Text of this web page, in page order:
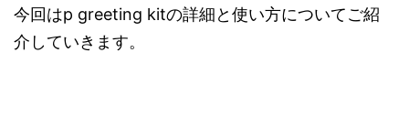
今回はp greeting kitの詳細と使い方についてご紹
介していきます。